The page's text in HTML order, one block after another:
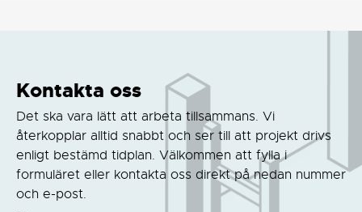
Kontakta oss
Det ska vara lätt att arbeta tillsammans. Vi
återkopplar alltid snabbt och ser till att projekt drivs
enligt bestämd tidplan. Välkommen att fylla i
formuläret eller kontakta oss direkt på nedan nummer
och e-post.